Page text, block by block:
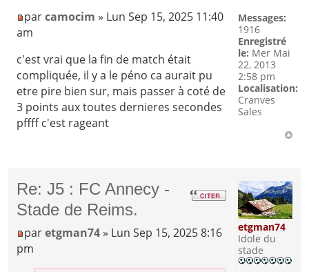
parcamocim » Lun Sep 15, 2025 11:40
am
c'est vrai que la fin de match était
compliquée, il y a le péno ca aurait pu
etre pire bien sur, mais passer à coté de
3 points aux toutes dernieres secondes
pffff c'est rageant
Messages:
1916
Enregistré
le: Mer Mai
22, 2013
2:58 pm
Localisation:
Cranves
Sales
Re: J5 : FC Annecy -
Stade de Reims.
paretgman74 » Lun Sep 15, 2025 8:16
pm
etgman74
Idole du
stade